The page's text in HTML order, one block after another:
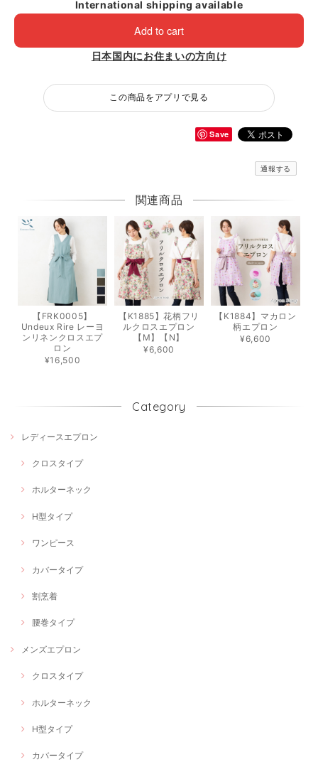
International shipping available
Add to cart
日本国内にお住まいの方向け
この商品をアプリで見る
Save
通報する
関連商品
【FRK0005】
Undeux Rire レーヨ
ンリネンクロスエプ
ロン
¥16,500
【K1885】花柄フリ
ルクロスエプロン
【M】【N】
¥6,600
【K1884】マカロン
柄エプロン
¥6,600
Category
レディースエプロン
クロスタイプ
ホルターネック
H型タイプ
ワンピース
カバータイプ
割烹着
腰巻タイプ
メンズエプロン
クロスタイプ
ホルターネック
H型タイプ
カバータイプ